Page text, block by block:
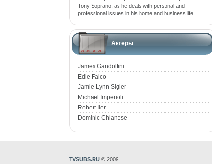
Tony Soprano, as he deals with personal and
professional issues in his home and business life.
Актеры
James Gandolfini
Edie Falco
Jamie-Lynn Sigler
Michael Imperioli
Robert Iler
Dominic Chianese
TVSUBS.RU © 2009